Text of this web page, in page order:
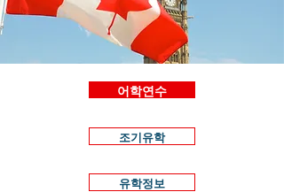
어학연수
조기유학
유학정보